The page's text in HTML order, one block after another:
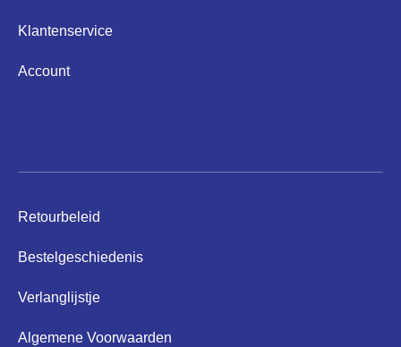
Klantenservice
Account
Retourbeleid
Bestelgeschiedenis
Verlanglijstje
Algemene Voorwaarden